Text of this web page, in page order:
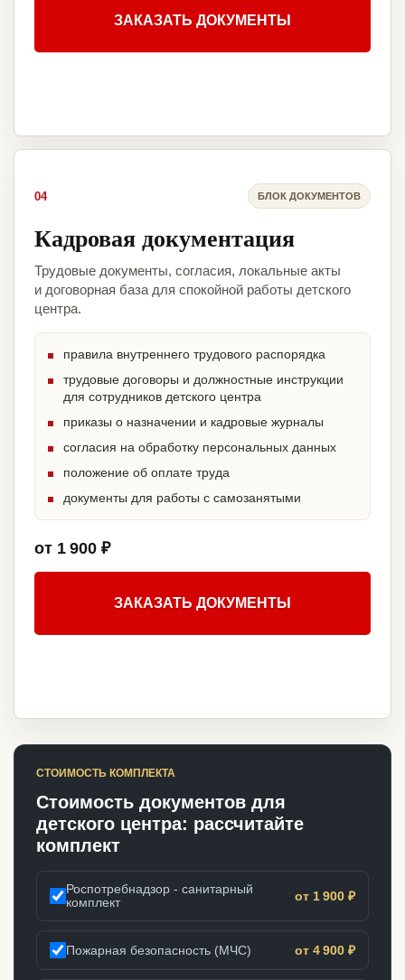
ЗАКАЗАТЬ ДОКУМЕНТЫ
04 БЛОК ДОКУМЕНТОВ
Кадровая документация
Трудовые документы, согласия, локальные акты
и договорная база для спокойной работы детского
центра.
правила внутреннего трудового распорядка
трудовые договоры и должностные инструкции
для сотрудников детского центра
приказы о назначении и кадровые журналы
согласия на обработку персональных данных
положение об оплате труда
документы для работы с самозанятыми
от 1 900 ₽
ЗАКАЗАТЬ ДОКУМЕНТЫ
СТОИМОСТЬ КОМПЛЕКТА
Стоимость документов для
детского центра: рассчитайте
комплект
Роспотребнадзор - санитарный
комплект
от 1 900 ₽
Пожарная безопасность (МЧС) от 4 900 ₽